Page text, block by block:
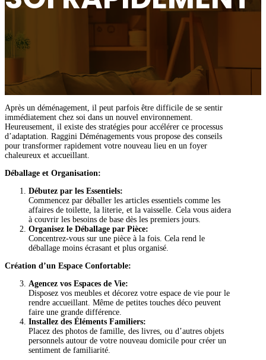
Après un déménagement, il peut parfois être difficile de se sentir
immédiatement chez soi dans un nouvel environnement.
Heureusement, il existe des stratégies pour accélérer ce processus
d’adaptation. Raggini Déménagements vous propose des conseils
pour transformer rapidement votre nouveau lieu en un foyer
chaleureux et accueillant.
Déballage et Organisation:
Débutez par les Essentiels:
Commencez par déballer les articles essentiels comme les
affaires de toilette, la literie, et la vaisselle. Cela vous aidera
à couvrir les besoins de base dès les premiers jours.
Organisez le Déballage par Pièce:
Concentrez-vous sur une pièce à la fois. Cela rend le
déballage moins écrasant et plus organisé.
Création d’un Espace Confortable:
Agencez vos Espaces de Vie:
Disposez vos meubles et décorez votre espace de vie pour le
rendre accueillant. Même de petites touches déco peuvent
faire une grande différence.
Installez des Éléments Familiers:
Placez des photos de famille, des livres, ou d’autres objets
personnels autour de votre nouveau domicile pour créer un
sentiment de familiarité.